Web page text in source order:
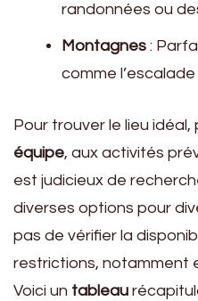
randonnées ou
Montagnes :
comme
Pour trouver le lieu idéal,
équipe, aux activités
est judicieux de
diverses options pour
pas de vérifier la
restrictions, notamment
Voici un tableau